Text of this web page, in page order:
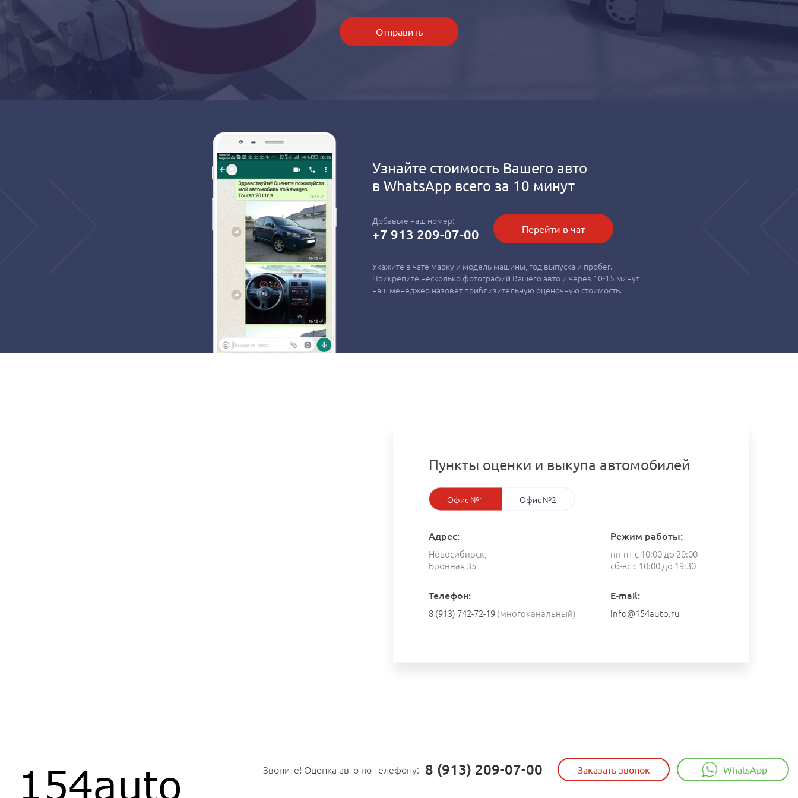
Отправить
Узнайте стоимость Вашего авто
в WhatsApp всего за 10 минут
Добавьте наш номер:
+7 913 209-07-00 Перейти в чат
Укажите в чате марку и модель машины, год выпуска и пробег.
Прикрепите несколько фотографий Вашего авто и через 10-15 минут
наш менеджер назовет приблизительную оценочную стоимость.
Пункты оценки и выкупа автомобилей
Офис №1 Офис №2
Адрес:
Новосибирск,
Бронная 35
Режим работы:
пн-пт с 10:00 до 20:00
сб-вс с 10:00 до 19:30
Телефон:
8 (913) 742-72-19(многоканальный)
E-mail:
info@154auto.ru
Звоните! Оценка авто по телефону: 8 (913) 209-07-00 Заказать звонок WhatsApp